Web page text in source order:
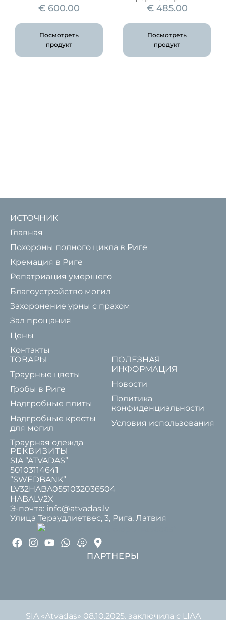
€ 600.00
Посмотреть
продукт
€485.00
Посмотреть
продукт
ИСТОЧНИК
Главная
Похороны полного цикла в Риге
Кремация в Риге
Репатриация умершего
Благоустройство могил
Захоронение урны с прахом
Зал прощания
Цены
Контакты
ТОВАРЫ
Траурные цветы
Гробы в Риге
Надгробные плиты
Надгробные кресты
для могил
Траурная одежда
ПОЛЕЗНАЯ
ИНФОРМАЦИЯ
Новости
Политика
конфиденциальности
Условия использования
РЕКВИЗИТЫ
SIA “ATVADAS”
50103114641
“SWEDBANK”
LV32HABA0551032036504
HABALV2X
Э-почта: info@atvadas.lv
Улица Тераудлиетвес, 3, Рига, Латвия
ПАРТНЕРЫ
SIA «Atvadas» 08.10.2025. заключила с LIAA